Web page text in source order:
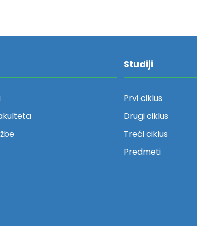
Studiji
Prvi ciklus
Drugi ciklus
Treći ciklus
Predmeti